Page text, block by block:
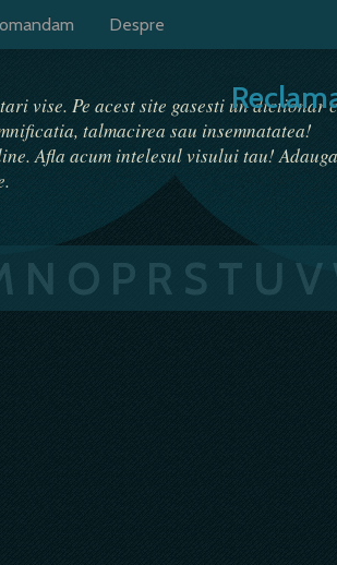
Despre
vise. Pe acest site gasesti un
talmacirea sau insemnatatea!
Afla acum intelesul visului tau!
N O P R S T U V